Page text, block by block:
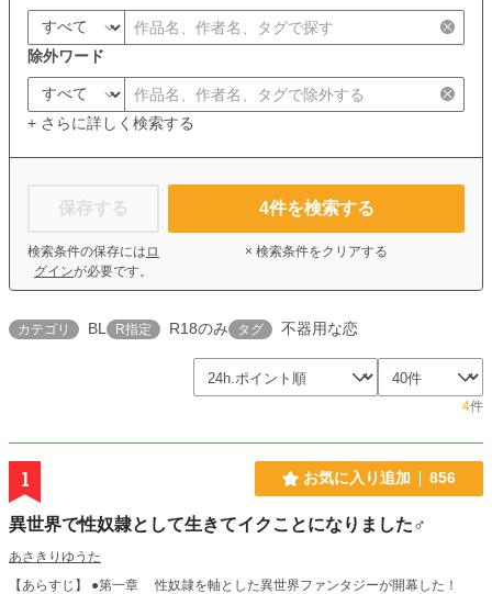
除外ワード
+ さらに詳しく検索する
保存する
検索条件の保存には ロ
グインが必要です。
4件を検索する
× 検索条件をクリアする
カテゴリ BL R指定 R18のみ タグ 不器用な恋
4件
1 お気に入り追加 856
異世界で性奴隷として生きてイクことになりました♂
あさきりゆうた
【あらすじ】 ●第一章 性奴隷を軸とした異世界ファンタジーが開幕した！